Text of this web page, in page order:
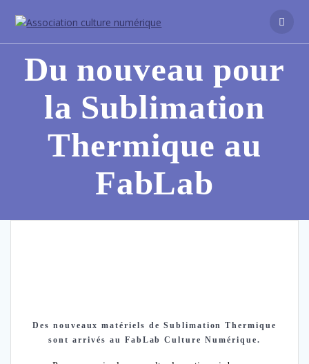
Du nouveau pour
la Sublimation
Thermique au
FabLab
Des nouveaux matériels de Sublimation Thermique
sont arrivés au FabLab Culture Numérique.